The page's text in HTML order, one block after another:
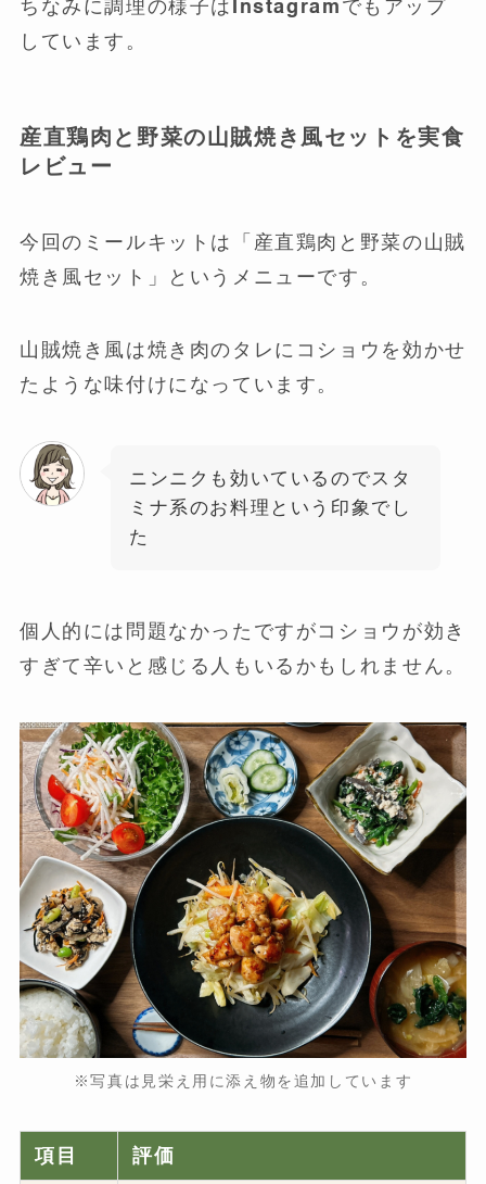
ちなみに調理の様子はInstagramでもアップ
しています。
産直鶏肉と野菜の山賊焼き風セットを実食
レビュー
今回のミールキットは「産直鶏肉と野菜の山賊
焼き風セット」というメニューです。
山賊焼き風は焼き肉のタレにコショウを効かせ
たような味付けになっています。
ニンニクも効いているのでスタ
ミナ系のお料理という印象でし
た
個人的には問題なかったですがコショウが効き
すぎて辛いと感じる人もいるかもしれません。
※写真は見栄え用に添え物を追加しています
項目
評価